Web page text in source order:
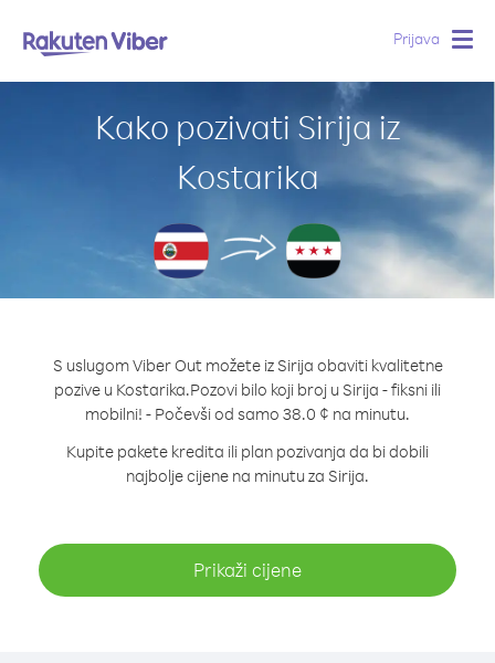
Prijava
Kako pozivati Sirija iz
Kostarika
S uslugom Viber Out možete iz Sirija obaviti kvalitetne
pozive u Kostarika.Pozovi bilo koji broj u Sirija - fiksni ili
mobilni! - Počevši od samo 38.0 ¢ na minutu.
Kupite pakete kredita ili plan pozivanja da bi dobili
najbolje cijene na minutu za Sirija.
Prikaži cijene